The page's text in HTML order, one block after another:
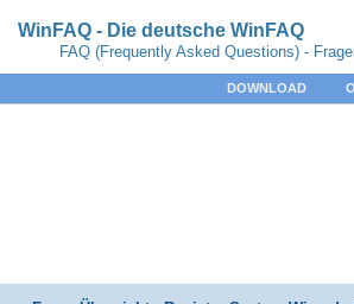
WinFAQ - Die deutsche WinFAQ
FAQ (Frequently Asked Questions) -
DOWNLOAD